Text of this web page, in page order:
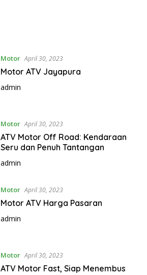
Motor April 30, 2023
Motor ATV Jayapura
admin
Motor April 30, 2023
ATV Motor Off Road: Kendaraan
Seru dan Penuh Tantangan
admin
Motor April 30, 2023
Motor ATV Harga Pasaran
admin
Motor April 30, 2023
ATV Motor Fast, Siap Menembus